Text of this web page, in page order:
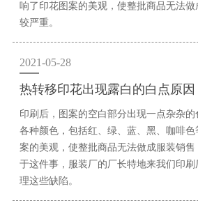
响了印花图案的美观，使整批商品无法
较严重。
2021-05-28
热转移印花出现露白的白点原因
印刷后，图案的空白部分出现一点杂杂
各种颜色，包括红、绿、蓝、黑、咖啡色
案的美观，使整批商品无法做成服装销
于这件事，服装厂的厂长特地来我们印
理这些缺陷。